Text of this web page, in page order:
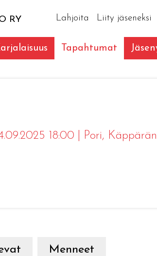
RY Lahjoita Liity jäseneksi
Tapahtumat
18:00 Pori,
Menneet